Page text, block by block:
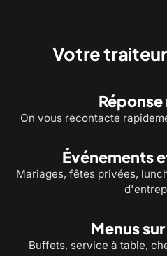
Votre
On vous recontacte
Événements
Mariages, fêtes privées,
Menus
Buffets, service à table,